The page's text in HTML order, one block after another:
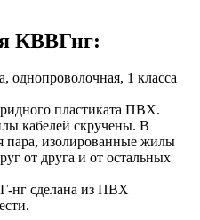
КВВГнг:
однопроволочная, 1 класса
пластиката ПВХ.
кабелей скручены. В
пара, изолированные жилы
от друга и от остальных
нг сделана из ПВХ